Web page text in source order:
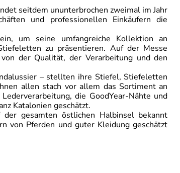
seitdem ununterbrochen zweimal im Jahr
und professionellen Einkäufern die
um seine umfangreiche Kollektion an
zu präsentieren. Auf der Messe
der Qualität, der Verarbeitung und den
– stellten ihre Stiefel, Stiefeletten
allen stach vor allem das Sortiment an
die GoodYear-Nähte und
Katalonien geschätzt.
gesamten östlichen Halbinsel bekannt
von Pferden und guter Kleidung geschätzt